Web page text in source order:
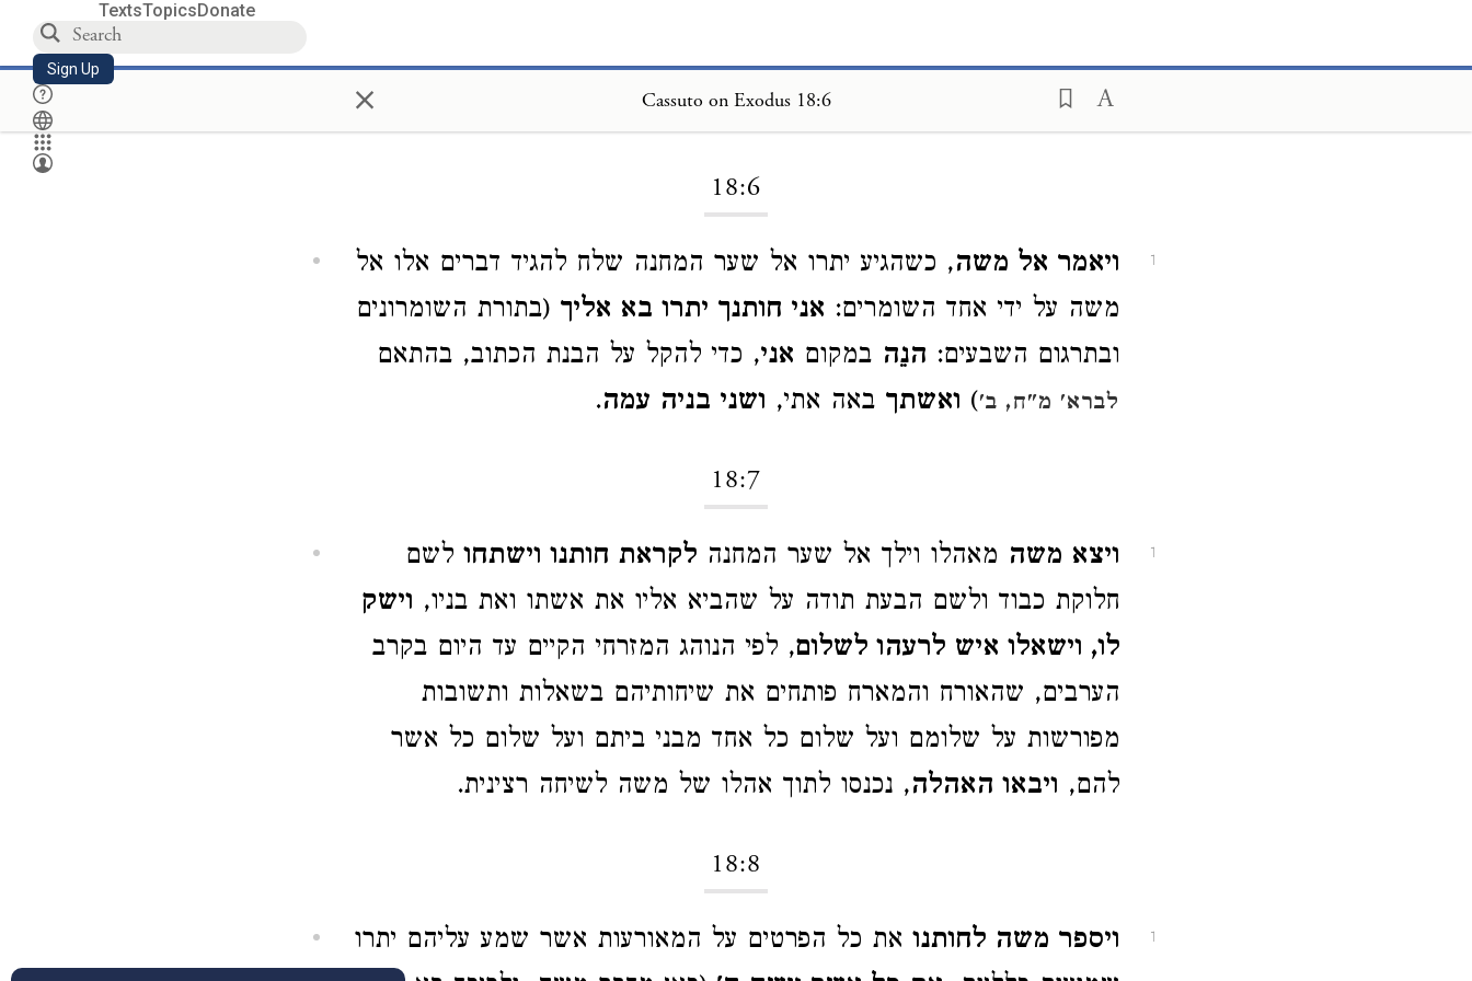
TextsTopicsDonate
Sign Up × Cassuto on Exodus 18:6
18:6
1 ויאמר אל משה, כשהגיע יתרו אל שער המחנה שלח להגיד דברים אלו אל
משה על ידי אחד השומרים: אני חותנך יתרו בא אליך (בתורת השומרונים
ובתרגום השבעים: הנֵה במקום אני, כדי להקל על הבנת הכתוב, בהתאם
לברא' מ"ח, ב') ואשתך באה אתי, ושני בניה עמה.
18:7
1 ויצא משה מאהלו וילך אל שער המחנה לקראת חותנו וישתחו לשם
חלוקת כבוד ולשם הבעת תודה על שהביא אליו את אשתו ואת בניו, וישק
לו, וישאלו איש לרעהו לשלום, לפי הנוהג המזרחי הקיים עד היום בקרב
הערבים, שהאורח והמארח פותחים את שיחותיהם בשאלות ותשובות
מפורשות על שלומם ועל שלום כל אחד מבני ביתם ועל שלום כל אשר
להם, ויבאו האהלה, נכנסו לתוך אהלו של משה לשיחה רצינית.
18:8
1 ויספר משה לחותנו את כל הפרטים על המאורעות אשר שמע עליהם יתרו